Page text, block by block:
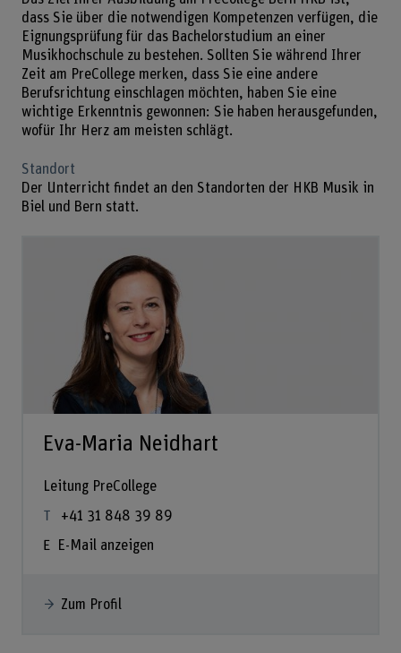
dass Sie über die notwendigen Kompetenzen verfügen, die
Eignungsprüfung für das Bachelorstudium an einer
Musikhochschule zu bestehen. Sollten Sie während Ihrer
Zeit am PreCollege merken, dass Sie eine andere
Berufsrichtung einschlagen möchten, haben Sie eine
wichtige Erkenntnis gewonnen: Sie haben herausgefunden,
wofür Ihr Herz am meisten schlägt.
Standort
Der Unterricht findet an den Standorten der HKB Musik in
Biel und Bern statt.
Eva-Maria Neidhart
Leitung PreCollege
+41 31 848 39 89
E-Mail anzeigen
Zum Profil